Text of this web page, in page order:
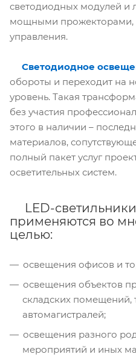
светодиодных модулей и
мощными прожекторами,
управления.
Светодиодное
обороты и переходит на
уровень. Такая
без участия
этого в наличии –
материалов,
полный пакет услуг
осветительных систем.
LED-
применяются во
целью:
освещения офисов и
освещения объектов
складских помещений,
автомагистралей;
освещения разного
мероприятий и иных